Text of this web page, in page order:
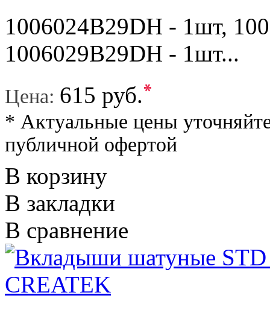
1006024B29DH - 1шт,
1006029B29DH - 1шт...
Цена: 615 руб.*
* Актуальные цены
публичной офертой
В корзину
В закладки
В сравнение